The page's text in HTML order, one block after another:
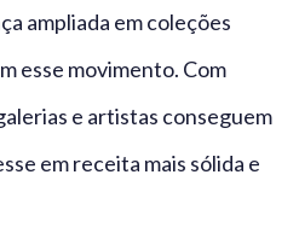
ampliada em coleções
esse movimento. Com
e artistas conseguem
em receita mais sólida e